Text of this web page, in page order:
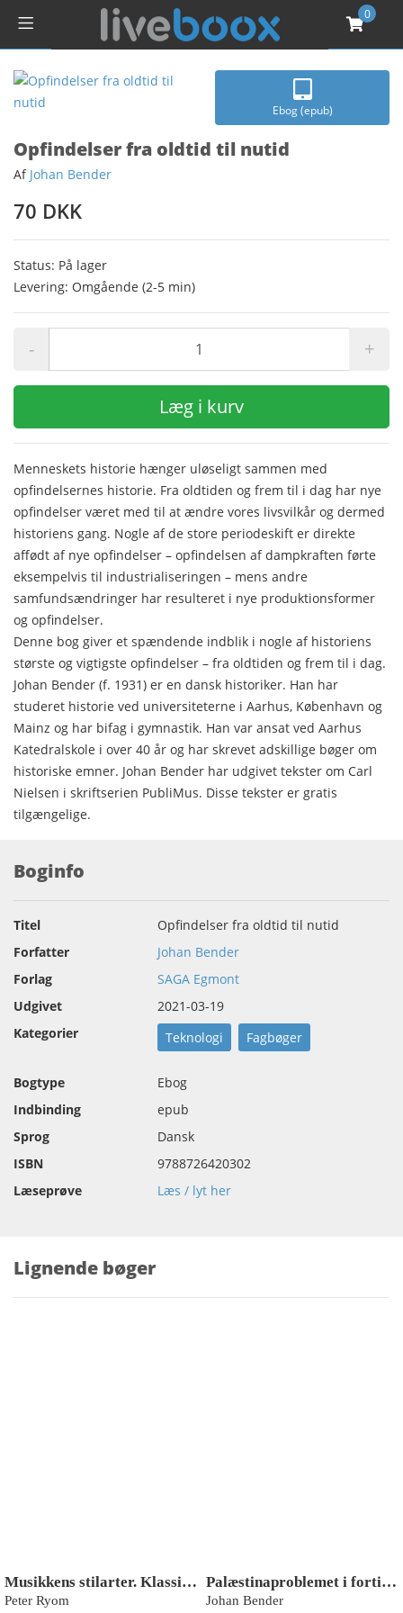
0
Ebog (epub)
Opfindelser fra oldtid til nutid
Af Johan Bender
70 DKK
Status: På lager
Levering: Omgående (2-5 min)
- +
Læg i kurv
Menneskets historie hænger uløseligt sammen med
opfindelsernes historie. Fra oldtiden og frem til i dag har nye
opfindelser været med til at ændre vores livsvilkår og dermed
historiens gang. Nogle af de store periodeskift er direkte
affødt af nye opfindelser – opfindelsen af dampkraften førte
eksempelvis til industrialiseringen – mens andre
samfundsændringer har resulteret i nye produktionsformer
og opfindelser.
Denne bog giver et spændende indblik i nogle af historiens
største og vigtigste opfindelser – fra oldtiden og frem til i dag.
Johan Bender (f. 1931) er en dansk historiker. Han har
studeret historie ved universiteterne i Aarhus, København og
Mainz og har bifag i gymnastik. Han var ansat ved Aarhus
Katedralskole i over 40 år og har skrevet adskillige bøger om
historiske emner. Johan Bender har udgivet tekster om Carl
Nielsen i skriftserien PubliMus. Disse tekster er gratis
tilgængelige.
Boginfo
Titel
Opfindelser fra oldtid til nutid
Forfatter
Johan Bender
Forlag
SAGA Egmont
Udgivet
2021-03-19
Kategorier
Teknologi Fagbøger
Bogtype
Ebog
Indbinding
epub
Sprog
Dansk
ISBN
9788726420302
Læseprøve
Læs / lyt her
Lignende bøger
Musikkens stilarter. Klassisk musik fra oldtid til nutid
Peter Ryom
Palæstinaproblemet i fortid og nutid
Johan Bender